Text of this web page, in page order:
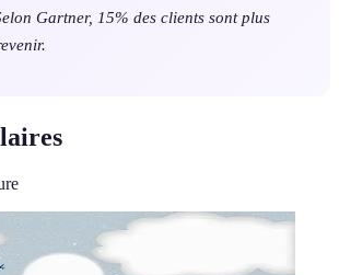
Gartner, 15% des clients sont plus